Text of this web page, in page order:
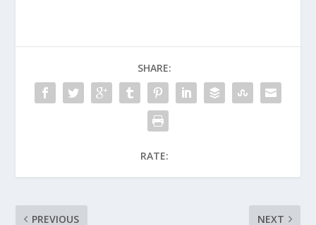
SHARE:
RATE:
PREVIOUS NEXT